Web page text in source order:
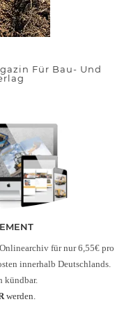
Für Bau- Und
für nur 6,55€ pro
innerhalb Deutschlands.
kündbar.
werden.